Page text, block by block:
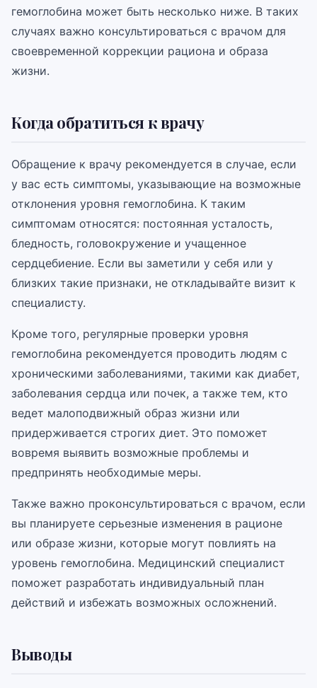
гемоглобина может быть несколько ниже. В таких
случаях важно консультироваться с врачом для
своевременной коррекции рациона и образа
жизни.
Когда обратиться к врачу
Обращение к врачу рекомендуется в случае, если
у вас есть симптомы, указывающие на возможные
отклонения уровня гемоглобина. К таким
симптомам относятся: постоянная усталость,
бледность, головокружение и учащенное
сердцебиение. Если вы заметили у себя или у
близких такие признаки, не откладывайте визит к
специалисту.
Кроме того, регулярные проверки уровня
гемоглобина рекомендуется проводить людям с
хроническими заболеваниями, такими как диабет,
заболевания сердца или почек, а также тем, кто
ведет малоподвижный образ жизни или
придерживается строгих диет. Это поможет
вовремя выявить возможные проблемы и
предпринять необходимые меры.
Также важно проконсультироваться с врачом, если
вы планируете серьезные изменения в рационе
или образе жизни, которые могут повлиять на
уровень гемоглобина. Медицинский специалист
поможет разработать индивидуальный план
действий и избежать возможных осложнений.
Выводы